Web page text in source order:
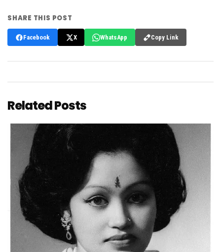
SHARE THIS POST
Facebook X WhatsApp Copy Link
Related Posts